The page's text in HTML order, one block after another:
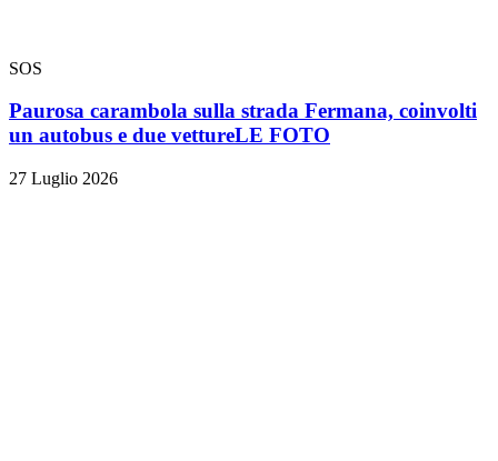
SOS
Paurosa carambola sulla strada Fermana, coinvolti
un autobus e due vettureLE FOTO
27 Luglio 2026